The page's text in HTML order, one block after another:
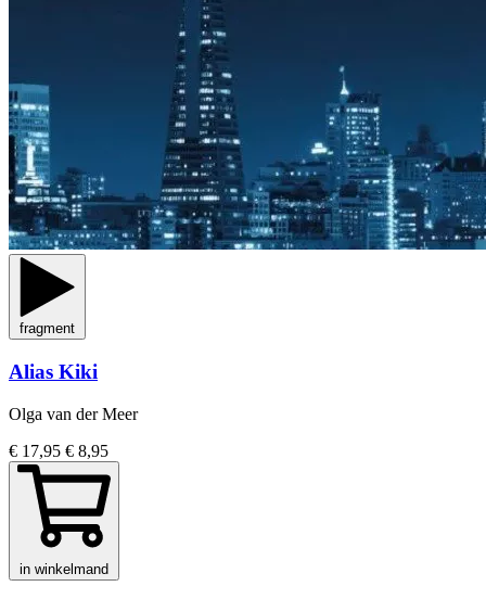
fragment
Alias Kiki
Olga van der Meer
€ 17,95 € 8,95
in winkelmand